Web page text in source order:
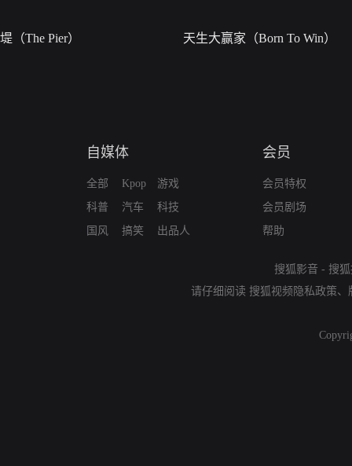
堤（The Pier） 天生大赢家（Born To Win）
自媒体
全部
科普
国风
Kpop
汽车
搞笑
游戏
科技
出品人
会员
会员特权
会员剧场
帮助
搜狐影音 - 搜
请仔细阅读 搜狐视频隐私政策、